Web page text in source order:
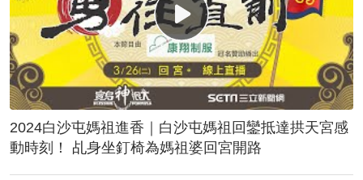
2024白沙屯媽祖進香｜白沙屯媽祖回鑾抵達拱天宮感
動時刻！ 乩身坐釘椅為媽祖婆回宮開路